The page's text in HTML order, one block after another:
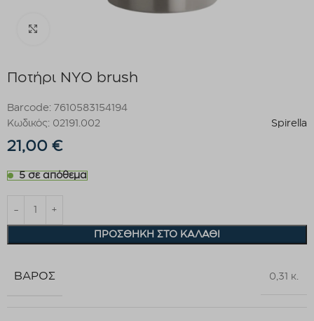
Ποτήρι NYO brush
Barcode: 7610583154194
Κωδικός: 02191.002
Spirella
21,00 €
5 σε απόθεμα
ΠΡΟΣΘΉΚΗ ΣΤΟ ΚΑΛΆΘΙ
ΒΆΡΟΣ 0,31 κ.